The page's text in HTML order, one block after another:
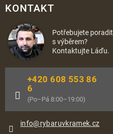
KONTAKT
Potřebujete poradit
s výběrem?
Kontaktujte Láďu.
info@rybaruvkramek.cz
+420 608 553 86
6
(Po–Pá 8:00–19:00)